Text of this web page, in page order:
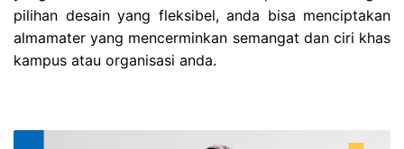
pilihan desain yang fleksibel, anda bisa menciptakan
almamater yang mencerminkan semangat dan ciri khas
kampus atau organisasi anda.